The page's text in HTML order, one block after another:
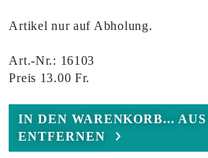
Artikel nur auf Abholung.
Art.-Nr.: 16103
Preis 13.00 Fr.
IN DEN WARENKORB...
ENTFERNEN